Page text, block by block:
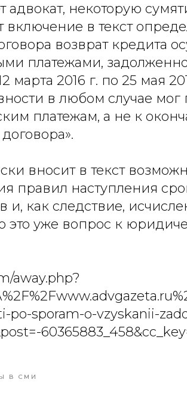
адвокат, некоторую
включение в текст
возврат кредита
платежами,
марта 2016 г. по 25 мая
в любом случае мог
платежам, а не к
вносит в текст
правил наступления
и, как следствие,
это уже вопрос к
away.php?
po-sporam-o-vzyskanii-
В СМИ